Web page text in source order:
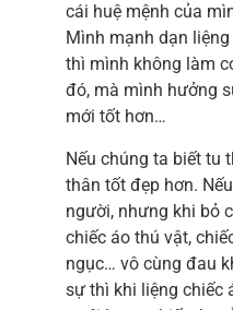
cái huệ mệnh của
Mình mạnh dạn
thì mình không làm
đó, mà mình hưởng
mới tốt hơn…
Nếu chúng ta biết tu
thân tốt đẹp hơn.
người, nhưng khi bỏ
chiếc áo thú vật,
ngục… vô cùng đau
sự thì khi liệng chiếc